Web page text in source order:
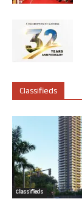
Classifieds
Classifieds